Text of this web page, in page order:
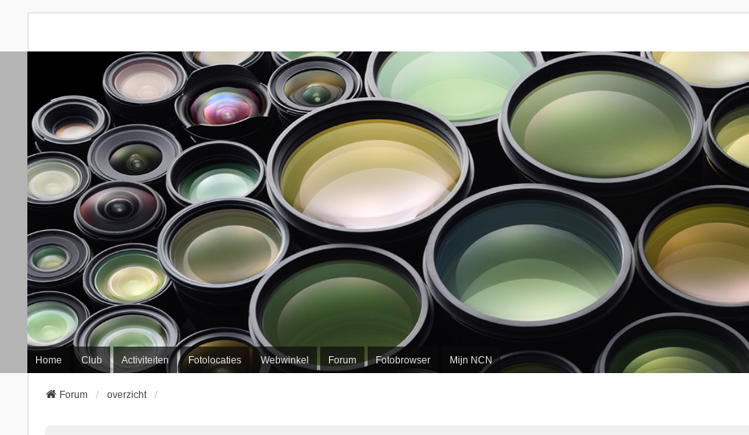
Home Club Activiteiten Fotolocaties Webwinkel Forum Fotobrowser Mijn NCN
Forum overzicht